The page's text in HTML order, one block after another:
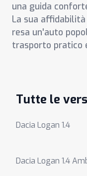
una guida
La sua
resa un'auto
trasporto pratico
Tutte le
Dacia Logan 1.4
Dacia Logan 1.4